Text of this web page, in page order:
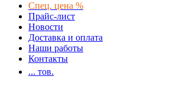
Спец. цена %
Прайс-лист
Новости
Доставка и оплата
Наши работы
Контакты
... тов.